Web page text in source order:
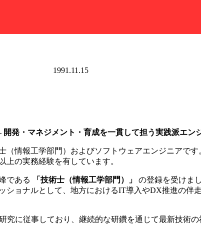
1991.11.15
発・マネジメント・育成を一貫して担う実践派エン
（情報工学部門）およびソフトウェアエンジニアです
上の実務経験を有しています。
である 「技術士（情報工学部門）」
の登録を受けま
ショナルとして、地方におけるIT導入やDX推進の伴
究に従事しており、継続的な研鑽を通じて最新技術